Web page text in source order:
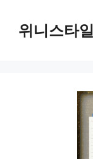
위니스타일